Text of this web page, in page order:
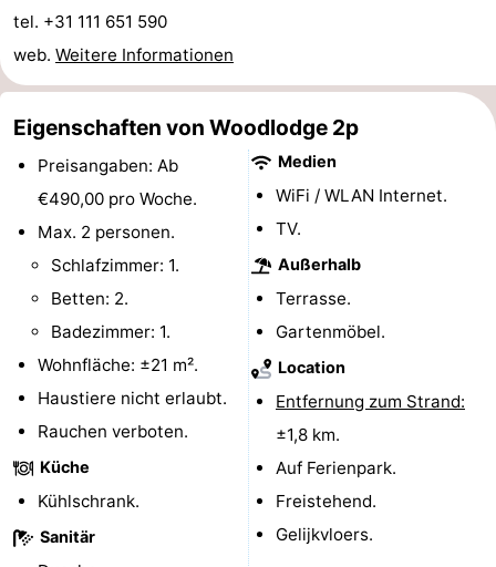
van
Haamstede
Valleien
Soeten
Haert
-
Wijde
Blick
-
Zeeland
Village
-
Zeeuwse
-
Zonnedorp
van
Hotels
(mit
Lastminutes
Sehen
tel. +31 111 651 590
web. Weitere Informationen
Eigenschaften von Woodlodge 2p
Preisangaben: Ab
€490,00 pro Woche.
Max. 2 personen.
Schlafzimmer: 1.
Betten: 2.
Badezimmer: 1.
Wohnfläche: ±21 m².
Haustiere nicht erlaubt.
Rauchen verboten.
Küche
Kühlschrank.
Sanitär
Medien
WiFi / WLAN Internet.
TV.
Außerhalb
Terrasse.
Gartenmöbel.
Location
Entfernung zum Strand:
±1,8 km.
Auf Ferienpark.
Freistehend.
Gelijkvloers.